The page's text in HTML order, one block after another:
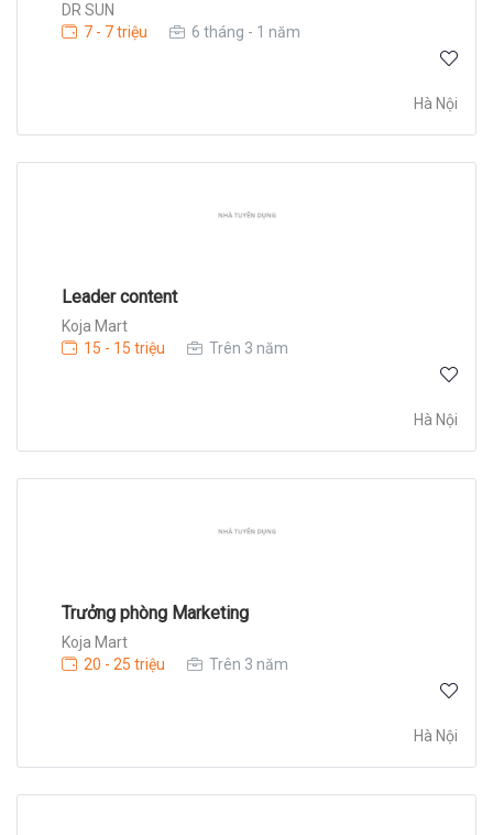
DR SUN
7 - 7 triệu
6 tháng - 1 năm
Hà Nội
Leader content
Koja Mart
15 - 15 triệu
Trên 3 năm
Hà Nội
Trưởng phòng Marketing
Koja Mart
20 - 25 triệu
Trên 3 năm
Hà Nội